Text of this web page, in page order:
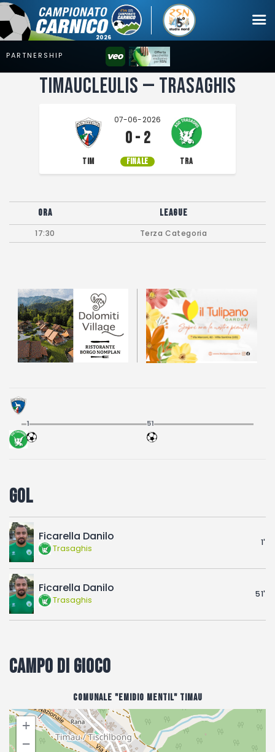
Campionato
News
Mercato
Erreà Cup
Giovanile
Fotogallery
Timaucleulis — Trasaghis
07-06-2026
0 - 2
FINALE
TIM TRA
Ora League
17:30 Terza Categoria
1 51
Gol
Ficarella Danilo
Trasaghis
1'
Ficarella Danilo
Trasaghis
51'
Campo di gioco
Comunale "Emidio Mentil" Timau
+
−